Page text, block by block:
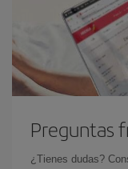
Preguntas
¿Tienes dudas?